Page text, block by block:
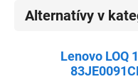
Alternatívy v
Lenovo LOQ